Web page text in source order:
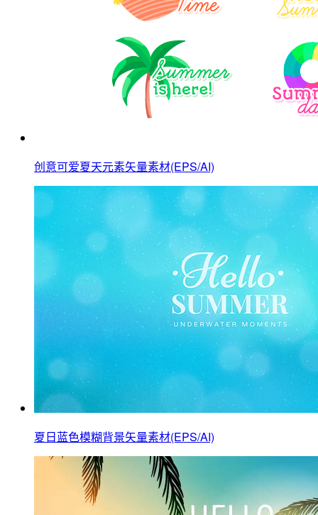
创意可爱夏天元素矢量素材(EPS/AI)
夏日蓝色模糊背景矢量素材(EPS/AI)